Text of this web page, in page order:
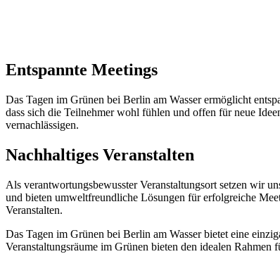
Entspannte Meetings
Das Tagen im Grünen bei Berlin am Wasser ermöglicht
dass sich die Teilnehmer wohl fühlen und offen für neue
vernachlässigen.
Nachhaltiges Veranstalten
Als verantwortungsbewusster Veranstaltungsort setzen wir
und bieten umweltfreundliche Lösungen für erfolgreiche
Veranstalten.
Das Tagen im Grünen bei Berlin am Wasser bietet eine
Veranstaltungsräume im Grünen bieten den idealen